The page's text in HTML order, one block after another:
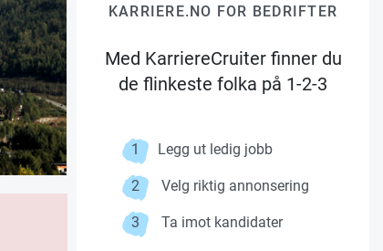
KARRIERE.NO FOR BEDRIFTER
Med KarriereCruiter finner du
de flinkeste folka på 1-2-3
1 Legg ut ledig jobb
2 Velg riktig annonsering
3 Ta imot kandidater